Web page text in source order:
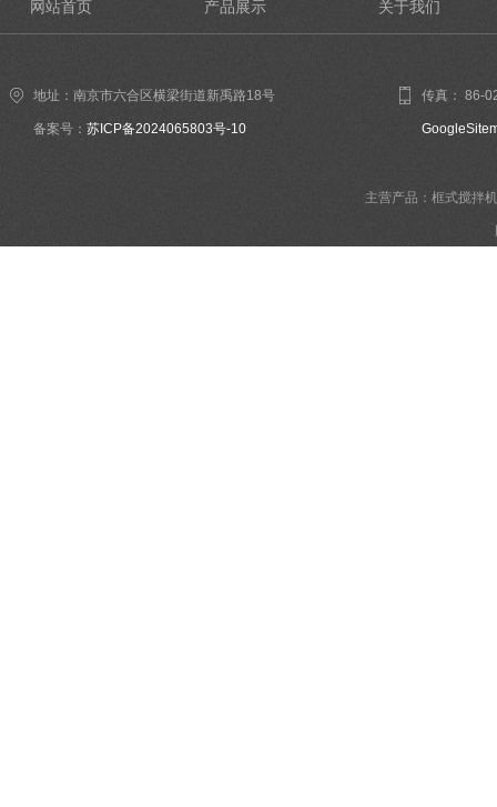
网站首页 产品展示 关于我们
地址：南京市六合区横梁街道新禹路18号
备案号： 苏ICP备2024065803号-10
传真： 86-
主营产品：框式搅拌